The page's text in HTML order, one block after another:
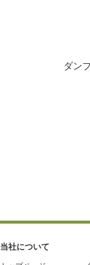
ダン
当社について